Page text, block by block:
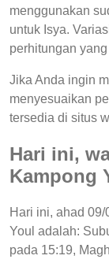
menggunakan
untuk Isya.
perhitungan
Jika Anda ingin
menyesuaikan
tersedia di situs
Hari ini,
Kampong
Hari ini, ahad
Youl adalah:
pada 15:19,